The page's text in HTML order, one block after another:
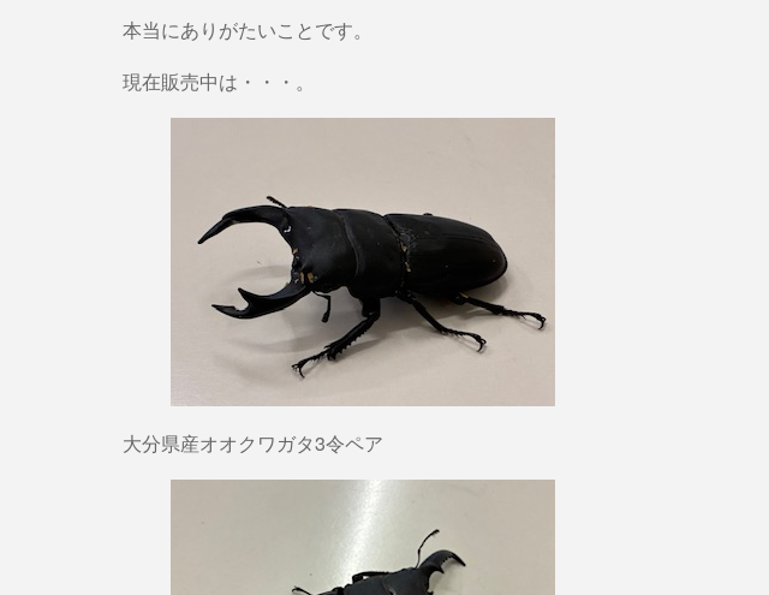
本当にありがたいことです。
現在販売中は・・・。
大分県産オオクワガタ3令ペア